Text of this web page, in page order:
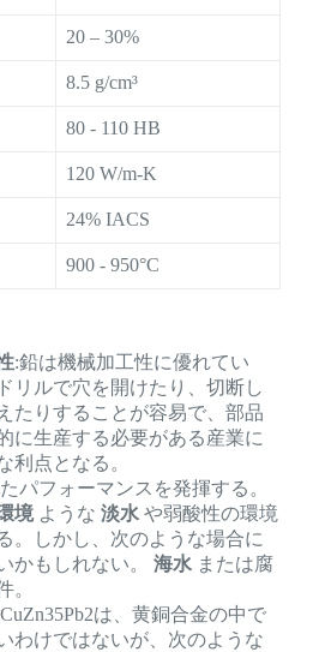
20 – 30%
8.5 g/cm³
80 - 110 HB
120 W/m-K
24% IACS
900 - 950°C
:鉛は機械加工性に優れてい
リルで穴を開けたり、切断し
たりすることが容易で、部品
に生産する必要がある産業に
利点となる。
パフォーマンスを発揮する。
境ような 淡水や弱酸性の環境
。しかし、次のような場合に
かもしれない。 海水または腐
。
は、黄銅合金の中で
わけではないが、次のような